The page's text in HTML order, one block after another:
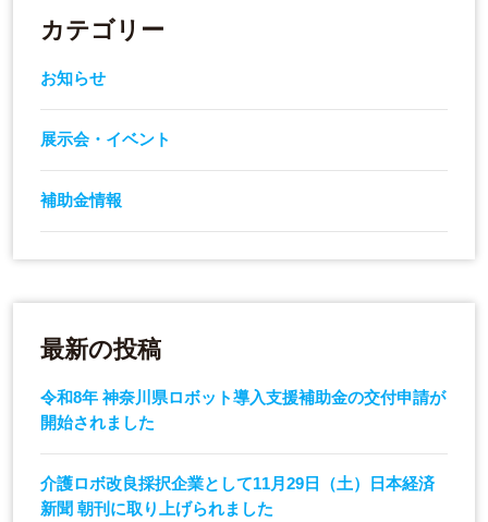
カテゴリー
お知らせ
展示会・イベント
補助金情報
最新の投稿
令和8年 神奈川県ロボット導入支援補助金の交付申請が
開始されました
介護ロボ改良採択企業として11月29日（土）日本経済
新聞 朝刊に取り上げられました